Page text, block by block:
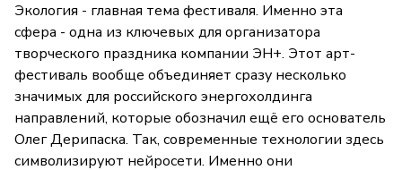
Экология - главная тема фестиваля. Именно эта
сфера - одна из ключевых для организатора
творческого праздника компании ЭН+. Этот арт-
фестиваль вообще объединяет сразу несколько
значимых для российского энергохолдинга
направлений, которые обозначил ещё его основатель
Олег Дерипаска. Так, современные технологии здесь
символизируют нейросети. Именно они